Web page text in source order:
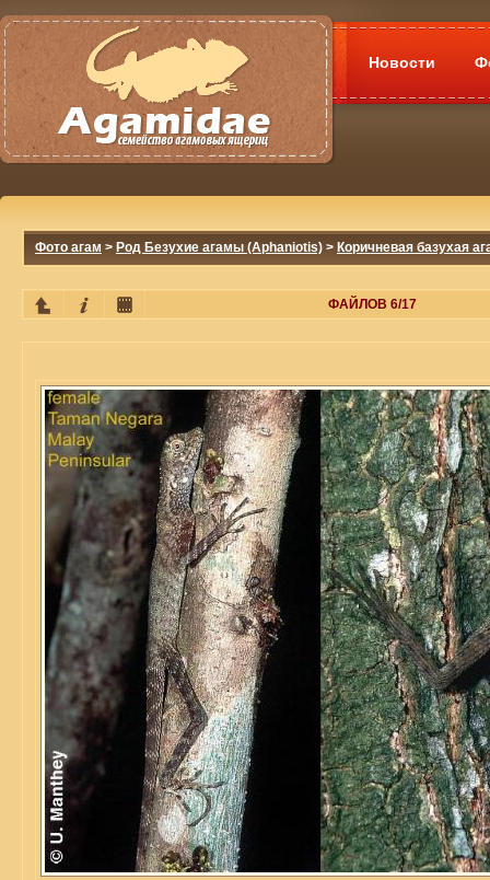
Новости
Фото агам > Род Безухие агамы (Aphaniotis) > Коричневая базухая
ФАЙЛОВ 6/17